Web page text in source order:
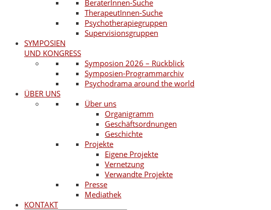
BeraterInnen-Suche
TherapeutInnen-Suche
Psychotherapiegruppen
Supervisionsgruppen
SYMPOSIEN
UND KONGRESS
Symposion 2026 – Rückblick
Symposien-Programmarchiv
Psychodrama around the world
ÜBER UNS
Über uns
Organigramm
Geschäftsordnungen
Geschichte
Projekte
Eigene Projekte
Vernetzung
Verwandte Projekte
Presse
Mediathek
KONTAKT